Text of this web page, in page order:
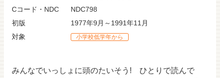
みんなでいっしょに頭のたいそう! ひとりで読んで
Cコード・NDC
NDC798
初版
1977年9月～1991年11月
対象
小学校低学年から